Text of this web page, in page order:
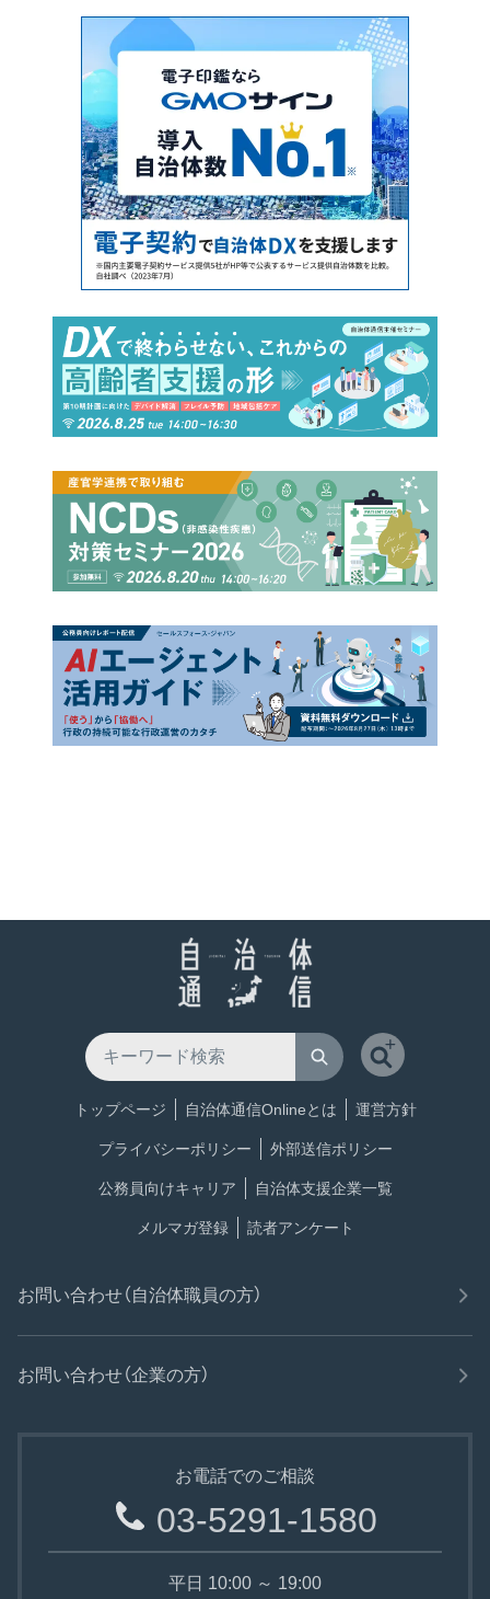
トップページ 自治体通信Onlineとは 運営方針
プライバシーポリシー 外部送信ポリシー
公務員向けキャリア 自治体支援企業一覧
メルマガ登録 読者アンケート
お問い合わせ（自治体職員の方）
お問い合わせ（企業の方）
お電話でのご相談
03-5291-1580
平日 10:00 ～ 19:00